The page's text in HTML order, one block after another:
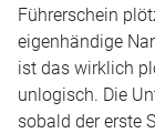
Führerschein
eigenhändige
ist das wirklich
unlogisch. Die
sobald der erste